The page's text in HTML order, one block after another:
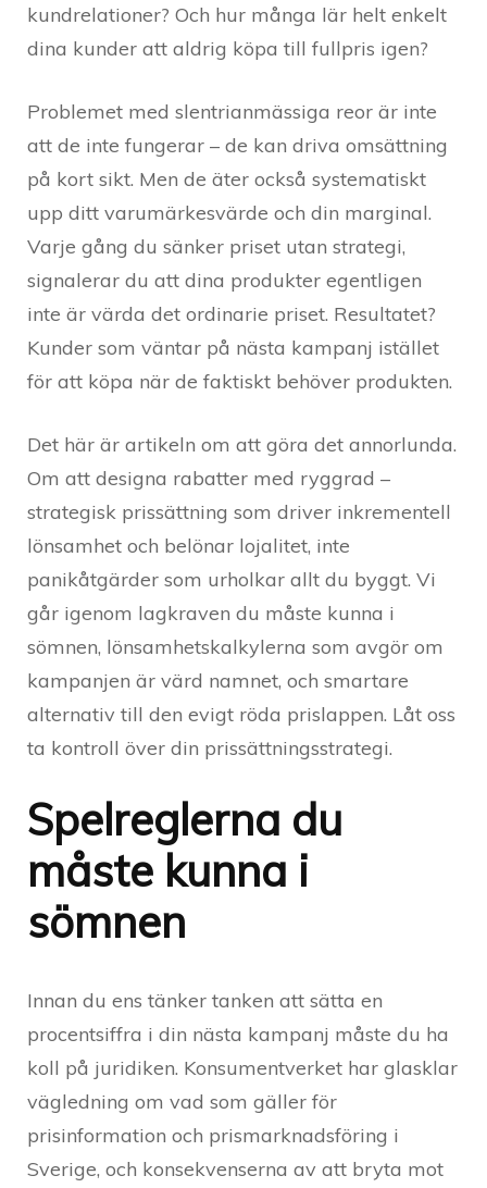
kundrelationer? Och hur många lär helt enkelt
dina kunder att aldrig köpa till fullpris igen?
Problemet med slentrianmässiga reor är inte
att de inte fungerar – de kan driva omsättning
på kort sikt. Men de äter också systematiskt
upp ditt varumärkesvärde och din marginal.
Varje gång du sänker priset utan strategi,
signalerar du att dina produkter egentligen
inte är värda det ordinarie priset. Resultatet?
Kunder som väntar på nästa kampanj istället
för att köpa när de faktiskt behöver produkten.
Det här är artikeln om att göra det annorlunda.
Om att designa rabatter med ryggrad –
strategisk prissättning som driver inkrementell
lönsamhet och belönar lojalitet, inte
panikåtgärder som urholkar allt du byggt. Vi
går igenom lagkraven du måste kunna i
sömnen, lönsamhetskalkylerna som avgör om
kampanjen är värd namnet, och smartare
alternativ till den evigt röda prislappen. Låt oss
ta kontroll över din prissättningsstrategi.
Spelreglerna du
måste kunna i
sömnen
Innan du ens tänker tanken att sätta en
procentsiffra i din nästa kampanj måste du ha
koll på juridiken. Konsumentverket har glasklar
vägledning om vad som gäller för
prisinformation och prismarknadsföring i
Sverige, och konsekvenserna av att bryta mot